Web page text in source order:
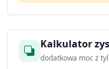
Kalkulator
dodatkowa moc z